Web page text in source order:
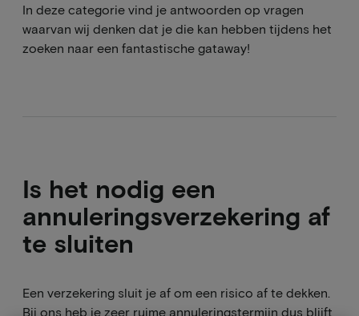
In deze categorie vind je antwoorden op vragen
waarvan wij denken dat je die kan hebben tijdens het
zoeken naar een fantastische gataway!
Is het nodig een
annuleringsverzekering af
te sluiten
Een verzekering sluit je af om een risico af te dekken.
Bij ons heb je zeer ruime annuleringstermijn dus blijft